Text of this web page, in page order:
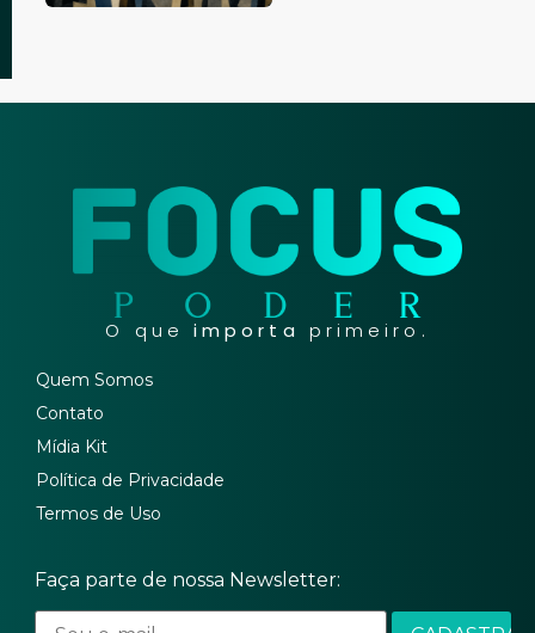
O que importa primeiro.
Quem Somos
Contato
Mídia Kit
Política de Privacidade
Termos de Uso
Faça parte de nossa Newsletter: